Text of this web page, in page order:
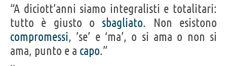
“A diciott’anni siamo integralisti e totalitari:
tutto è giusto o sbagliato. Non esistono
compromessi, ’se’ e ‘ma’, o si ama o non si
ama, punto e a capo.”